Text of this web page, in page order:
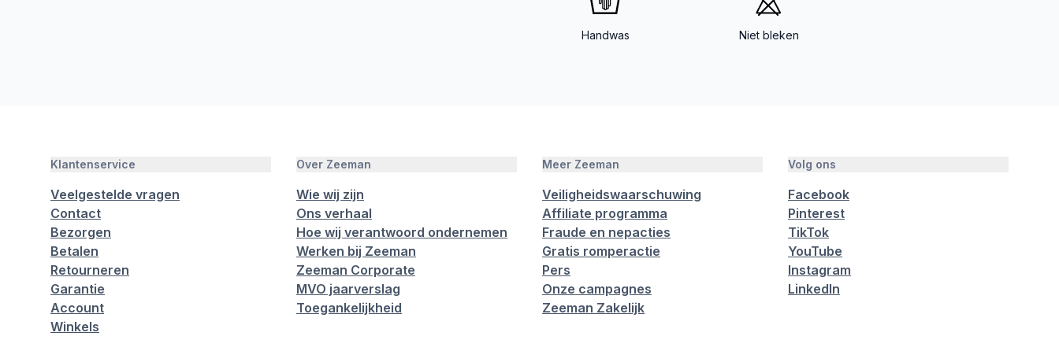
Handwas Niet bleken
Klantenservice
Veelgestelde vragen
Contact
Bezorgen
Betalen
Retourneren
Garantie
Account
Winkels
Over Zeeman
Wie wij zijn
Ons verhaal
Hoe wij verantwoord ondernemen
Werken bij Zeeman
Zeeman Corporate
MVO jaarverslag
Toegankelijkheid
Meer Zeeman
Veiligheidswaarschuwing
Affiliate programma
Fraude en nepacties
Gratis romperactie
Pers
Onze campagnes
Zeeman Zakelijk
Volg ons
Facebook
Pinterest
TikTok
YouTube
Instagram
LinkedIn